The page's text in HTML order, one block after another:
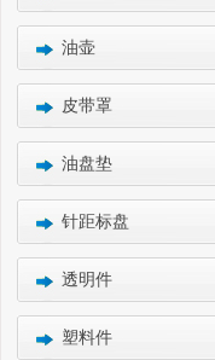
油壶
皮带罩
油盘垫
针距标盘
透明件
塑料件